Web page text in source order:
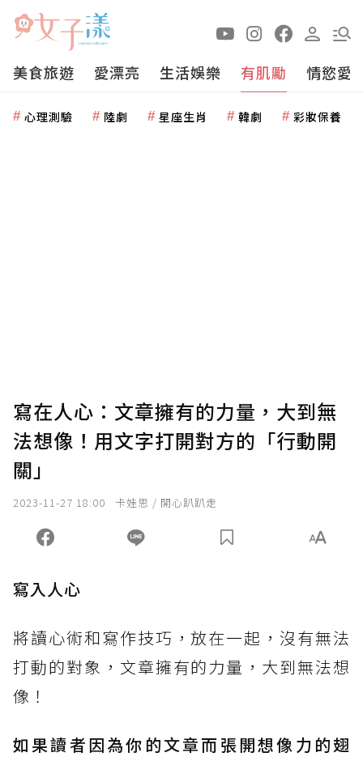
美食旅遊 愛漂亮 生活娛樂 有肌勵 情慾愛
心理測驗 陸劇 星座生肖 韓劇 彩妝保養
寫在人心：文章擁有的力量，大到無
法想像！用文字打開對方的「行動開
關」
2023-11-27 18:00 卡娃思 / 開心趴趴走
寫入人心
將讀心術和寫作技巧，放在一起，沒有無法
打動的對象，文章擁有的力量，大到無法想
像！
如果讀者因為你的文章而張開想像力的翅